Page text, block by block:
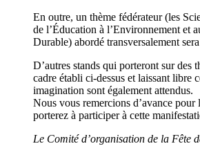
En outre, un thème fédérateur (les
de l’Éducation à l’Environnement et
Durable) abordé transversalement
D’autres stands qui porteront sur des
cadre établi ci-dessus et laissant libre
imagination sont également attendus.
Nous vous remercions d’avance pour
porterez à participer à cette
Le Comité d’organisation de la Fête